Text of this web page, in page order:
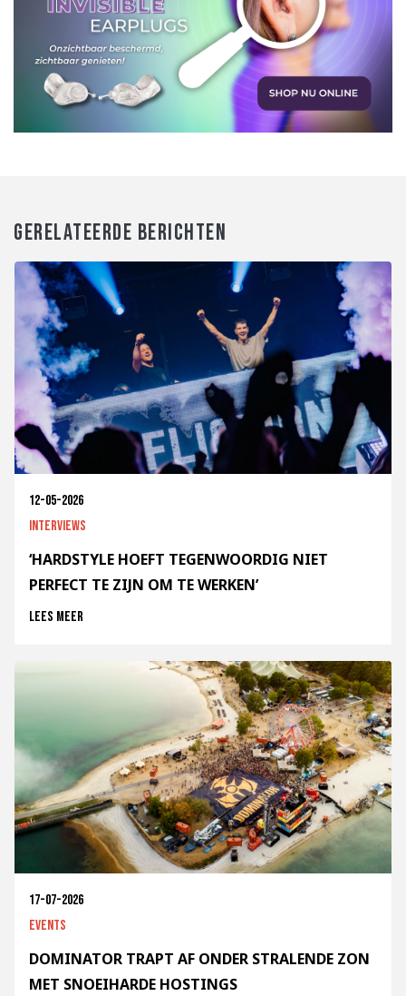
GERELATEERDE BERICHTEN
12-05-2026
Interviews
‘HARDSTYLE HOEFT TEGENWOORDIG NIET
PERFECT TE ZIJN OM TE WERKEN’
Lees meer
17-07-2026
Events
DOMINATOR TRAPT AF ONDER STRALENDE ZON
MET SNOEIHARDE HOSTINGS